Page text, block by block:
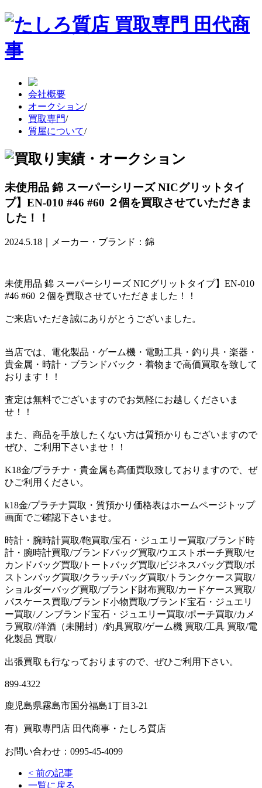
会社概要
オークション/
買取専門/
質屋について/
未使用品 錦 スーパーシリーズ NICグリットタイ
プ】EN-010 #46 #60 ２個を買取させていただきま
した！！
2024.5.18｜メーカー・ブランド：錦
未使用品 錦 スーパーシリーズ NICグリットタイプ】EN-010
#46 #60 ２個を買取させていただきました！！
ご来店いただき誠にありがとうございました。
当店では、電化製品・ゲーム機・電動工具・釣り具・楽器・
貴金属・時計・ブランドバック・着物まで高価買取を致して
おります！！
査定は無料でございますのでお気軽にお越しくださいま
せ！！
また、商品を手放したくない方は質預かりもございますので
ぜひ、ご利用下さいませ！！
K18金/プラチナ・貴金属も高価買取致しておりますので、ぜ
ひご利用ください。
k18金/プラチナ買取・質預かり価格表はホームページトップ
画面でご確認下さいませ。
時計・腕時計買取/鞄買取/宝石・ジュエリー買取/ブランド時
計・腕時計買取/ブランドバッグ買取/ウエストポーチ買取/セ
カンドバッグ買取/トートバッグ買取/ビジネスバッグ買取/ボ
ストンバッグ買取/クラッチバッグ買取/トランクケース買取/
ショルダーバッグ買取/ブランド財布買取/カードケース買取/
パスケース買取/ブランド小物買取/ブランド宝石・ジュエリ
ー買取/ノンブランド宝石・ジュエリー買取/ポーチ買取/カメ
ラ買取//洋酒（未開封）/釣具買取/ゲーム機 買取/工具 買取/電
化製品 買取/
出張買取も行なっておりますので、ぜひご利用下さい。
899-4322
鹿児島県霧島市国分福島1丁目3-21
有）買取専門店 田代商事・たしろ質店
お問い合わせ：0995-45-4099
< 前の記事
一覧に戻る